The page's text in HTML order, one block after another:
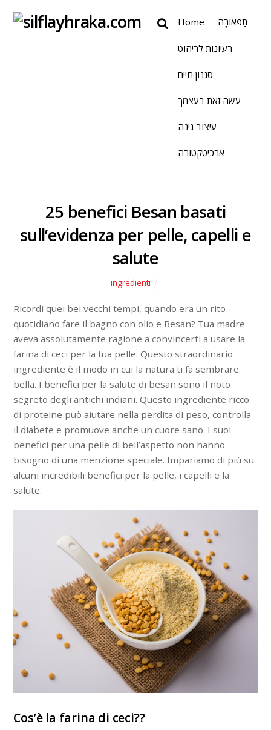
Home תַפאוּרָה
רעיונות לריהוט
סגנון חיים
עשה זאת בעצמך
עיצוב גינה
ארכיטקטורה
25 benefici Besan basati
sull’evidenza per pelle, capelli e
salute
ingredienti
Ricordi quei bei vecchi tempi, quando era un rito
quotidiano fare il bagno con olio e Besan? Tua madre
aveva assolutamente ragione a convincerti a usare la
farina di ceci per la tua pelle. Questo straordinario
ingrediente è il modo in cui la natura ti fa sembrare
bella. I benefici per la salute di besan sono il noto
segreto degli antichi indiani. Questo ingrediente ricco
di proteine ​​può aiutare nella perdita di peso, controlla
il diabete e promuove anche un cuore sano. I suoi
benefici per una pelle di bell’aspetto non hanno
bisogno di una menzione speciale. Impariamo di più su
alcuni incredibili benefici per la pelle, i capelli e la
salute.
Cos’è la farina di ceci??